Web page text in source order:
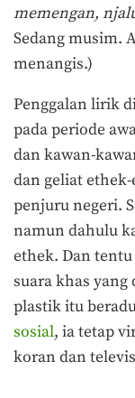
memengan,
Sedang musim.
menangis.)
Penggalan lirik
pada periode
dan kawan-
dan geliat
penjuru negeri.
namun dahulu
ethek. Dan
suara khas
plastik itu
sosial, ia tetap
koran dan